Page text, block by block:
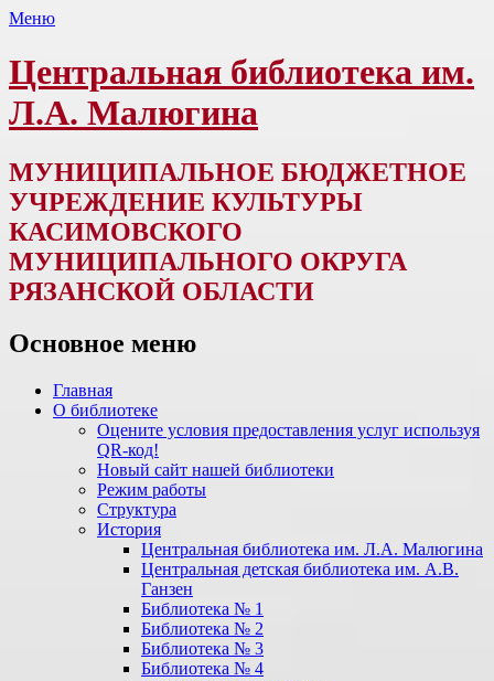
Меню
Центральная библиотека им.
Л.А. Малюгина
МУНИЦИПАЛЬНОЕ БЮДЖЕТНОЕ
УЧРЕЖДЕНИЕ КУЛЬТУРЫ
КАСИМОВСКОГО
МУНИЦИПАЛЬНОГО ОКРУГА
РЯЗАНСКОЙ ОБЛАСТИ
Основное меню
Перейти
содержимому
Главная
О библиотеке
Оцените условия предоставления услуг используя
QR-код!
Новый сайт нашей библиотеки
Режим работы
Структура
История
Центральная библиотека им. Л.А. Малюгина
Центральная детская библиотека им. А.В.
Ганзен
Библиотека № 1
Библиотека № 2
Библиотека № 3
Библиотека № 4